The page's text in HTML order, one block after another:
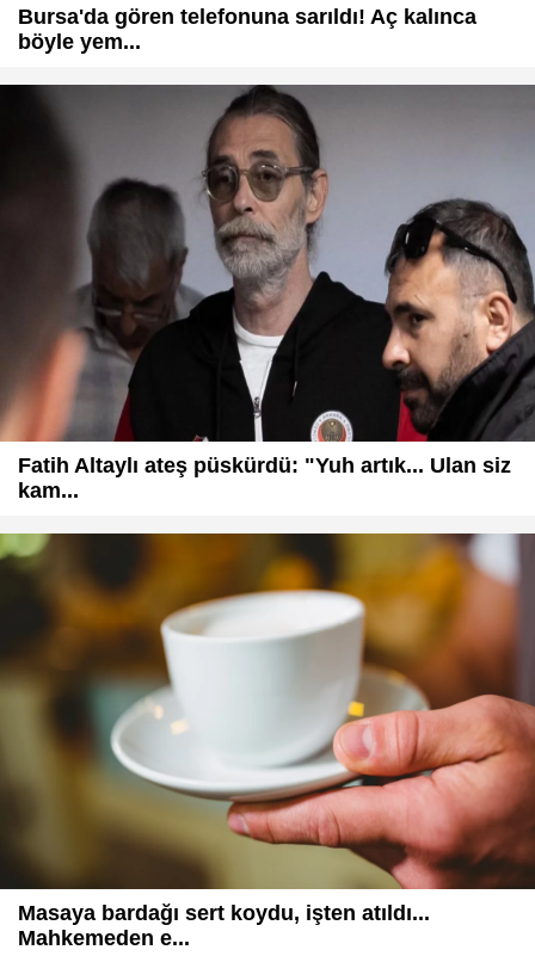
Bursa'da gören telefonuna sarıldı! Aç kalınca
böyle yem...
Fatih Altaylı ateş püskürdü: "Yuh artık... Ulan siz
kam...
Masaya bardağı sert koydu, işten atıldı...
Mahkemeden e...